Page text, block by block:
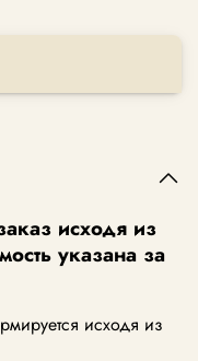
исходя из
указана за
исходя из